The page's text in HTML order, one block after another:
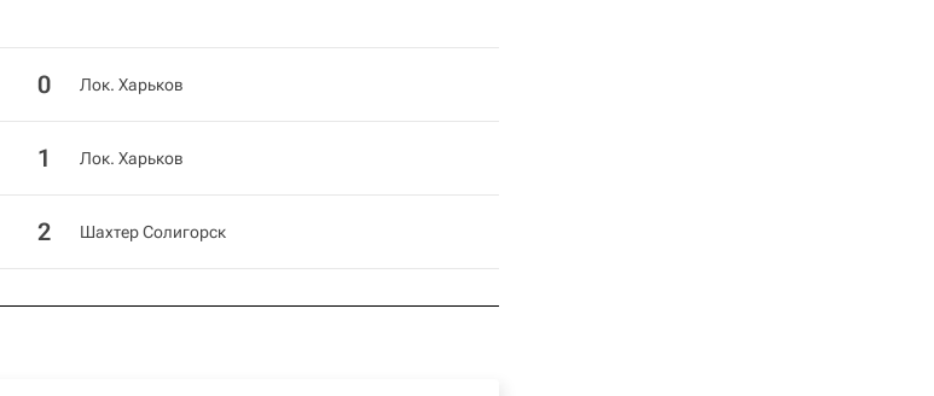
0 Лок. Харьков
1 Лок. Харьков
2 Шахтер Солигорск